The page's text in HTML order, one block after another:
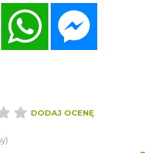
Twitter WhatsApp
DODAJ OCENĘ